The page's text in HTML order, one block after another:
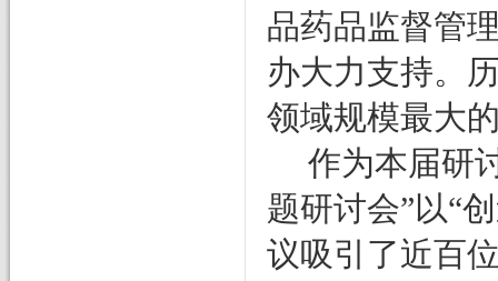
品药品监督管
办大力支持。
领域规模最大
作为本届研
题研讨会”以“
议吸引了近百